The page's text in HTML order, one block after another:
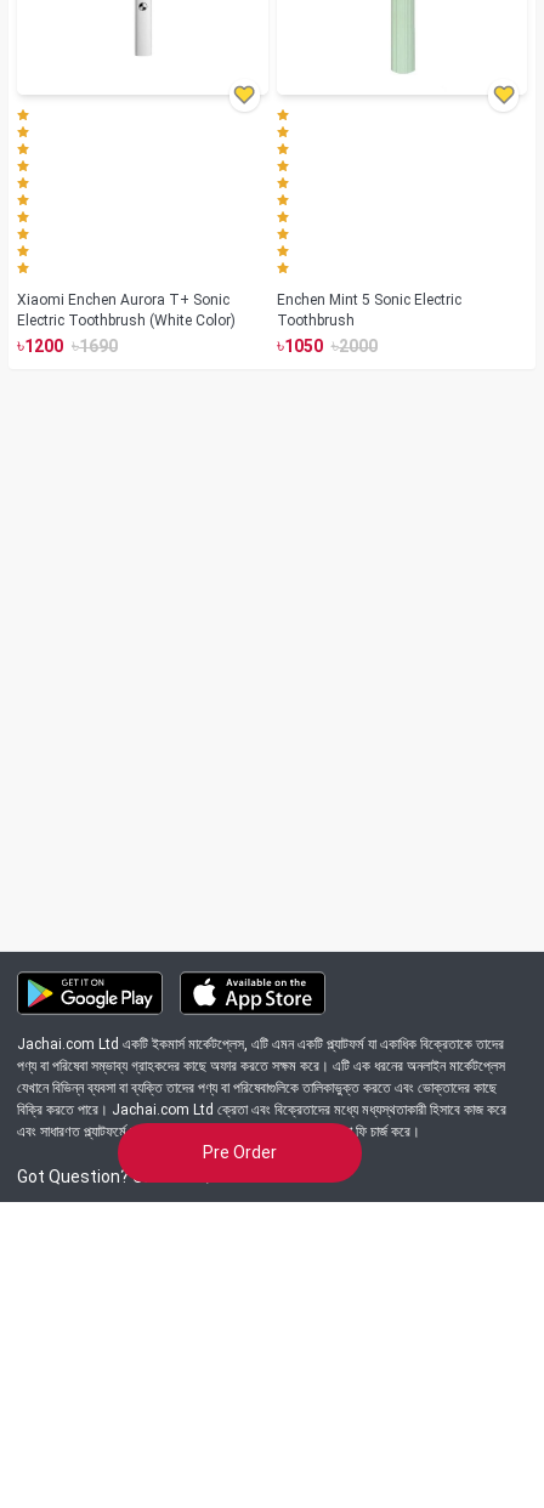
Pre Order
Xiaomi Enchen Aurora T+ Sonic
Electric Toothbrush (White Color)
৳1200 ৳1690
Enchen Mint 5 Sonic Electric
Toothbrush
৳1050 ৳2000
Jachai.com Ltd একটি ইকমার্স মার্কেটপ্লেস, এটি এমন একটি প্ল্যাটফর্ম যা একাধিক বিক্রেতাকে তাদের
পণ্য বা পরিষেবা সম্ভাব্য গ্রাহকদের কাছে অফার করতে সক্ষম করে। এটি এক ধরনের অনলাইন মার্কেটপ্লেস
যেখানে বিভিন্ন ব্যবসা বা ব্যক্তি তাদের পণ্য বা পরিষেবাগুলিকে তালিকাভুক্ত করতে এবং ভোক্তাদের কাছে
বিক্রি করতে পারে। Jachai.com Ltd ক্রেতা এবং বিক্রেতাদের মধ্যে মধ্যস্থতাকারী হিসাবে কাজ করে
এবং সাধারণত প্ল্যাটফর্মে সংঘটিত প্রতিটি লেনদেনের জন্য একটি কমিশন বা ফি চার্জ করে।
Got Question? Call us 24/7